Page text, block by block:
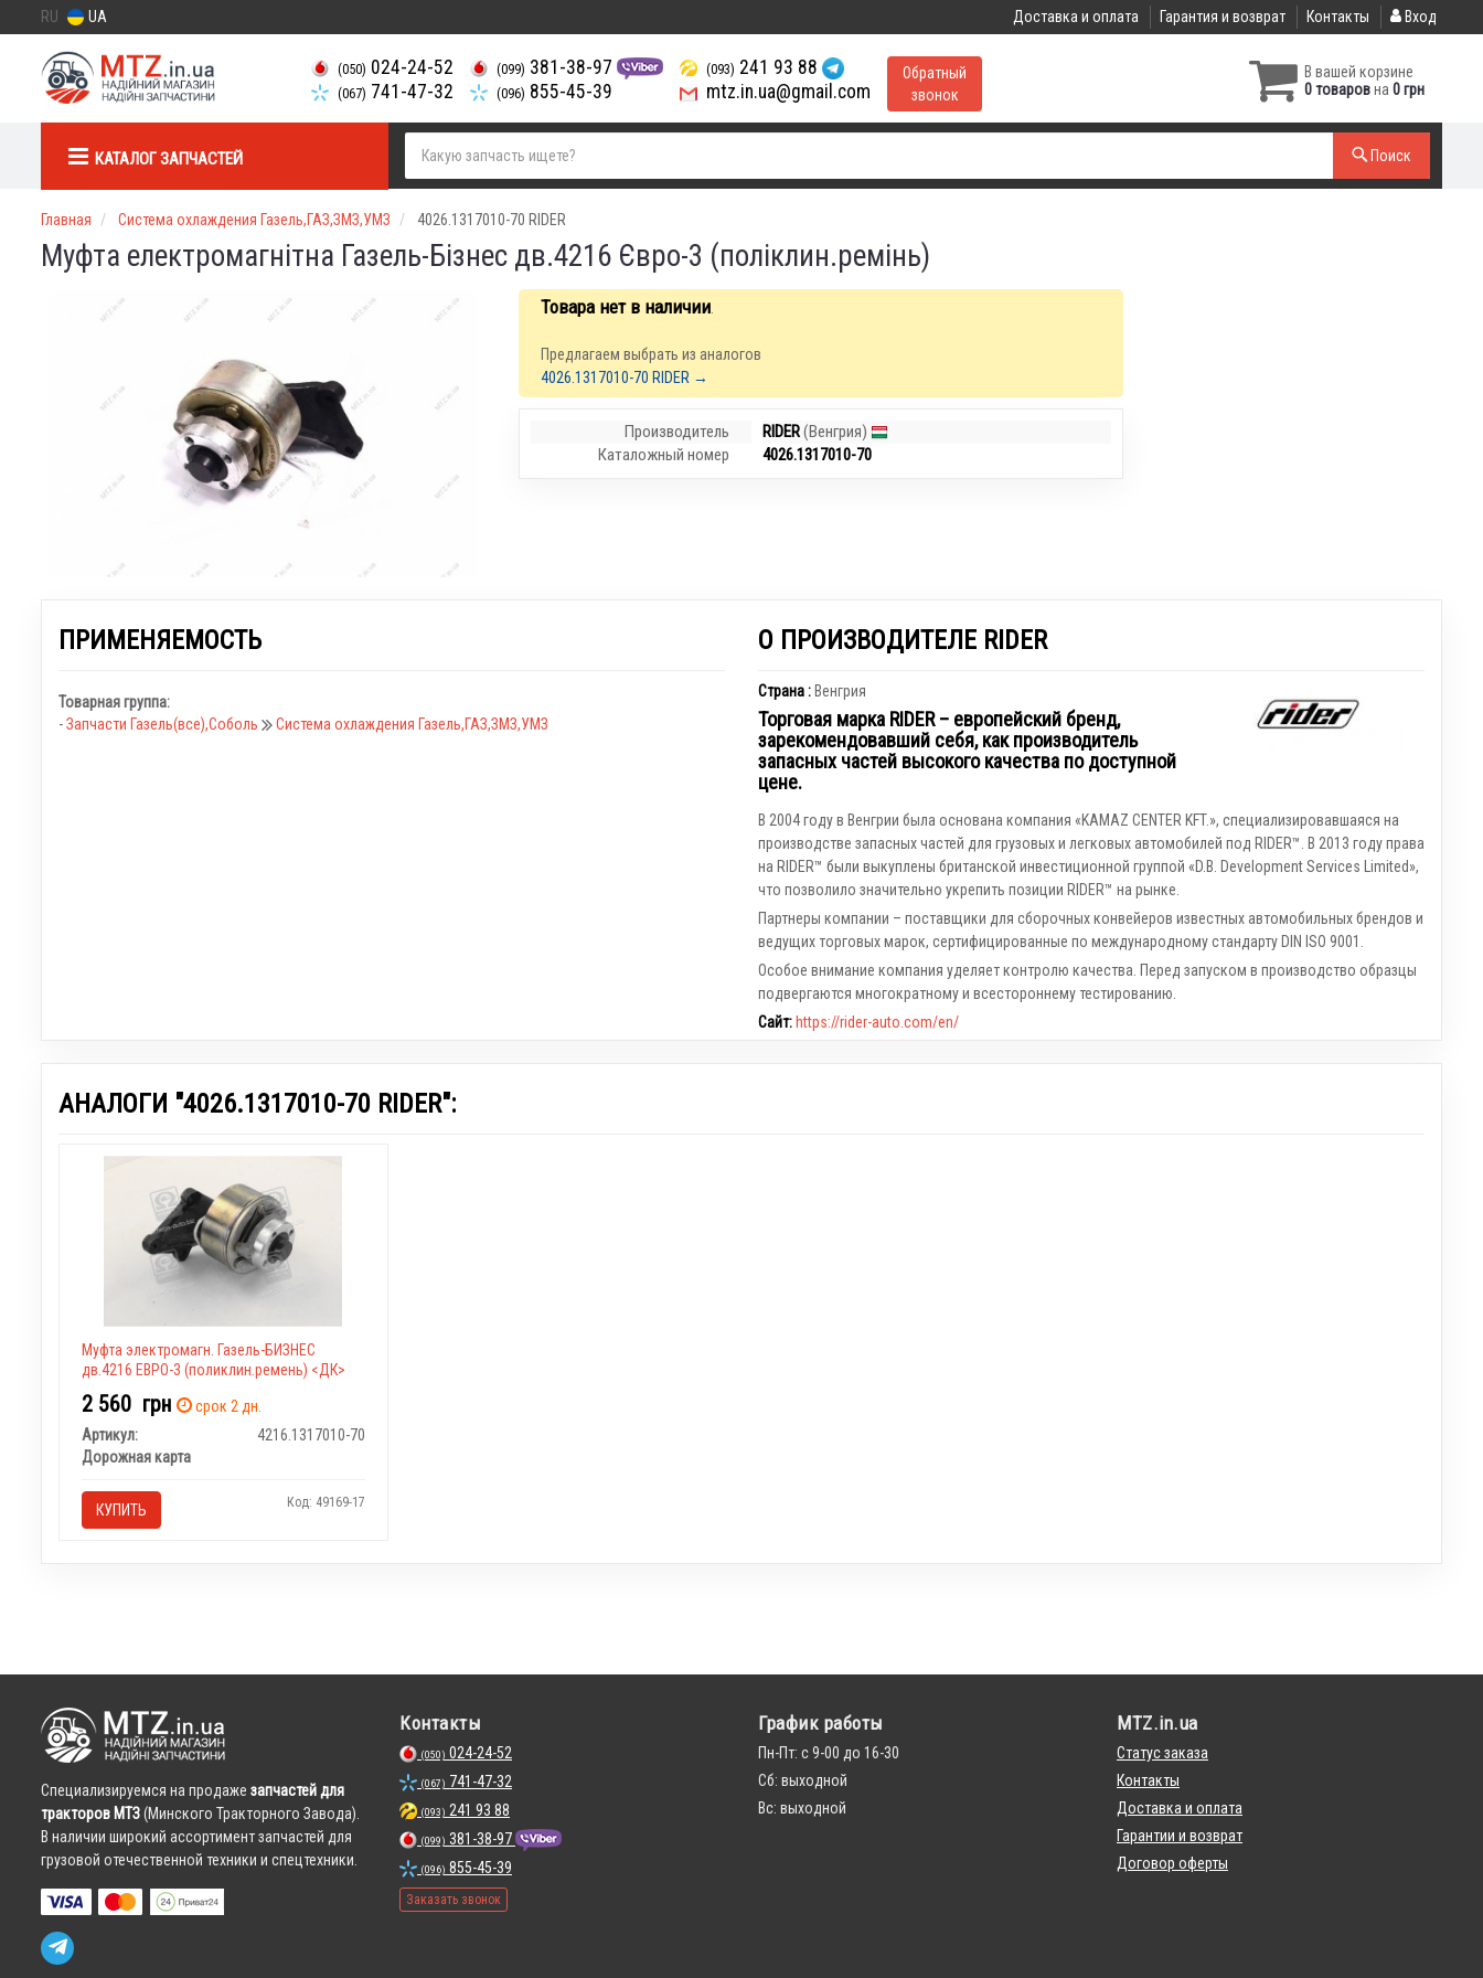
RU UA Доставка и оплата Гарантия и возврат Контакты Вход
(050) 024-24-52
(067) 741-47-32
(099) 381-38-97
(096) 855-45-39
(093) 241 93 88
mtz.in.ua@gmail.com
Обратный
звонок
В вашей корзине
0 товаровна 0 грн
КАТАЛОГ ЗАПЧАСТЕЙ Поиск
Главная Система охлаждения Газель,ГАЗ,ЗМЗ,УМЗ 4026.1317010-70 RIDER
Муфта електромагнітна Газель-Бiзнес дв.4216 Євро-3 (полiклин.ремiнь)
Товара нет в наличии
Предлагаем выбрать из аналогов
4026.1317010-70 RIDER →
Производитель RIDER(Венгрия)
Каталожный номер
4026.1317010-70
ПРИМЕНЯЕМОСТЬ
Товарная группа:
-Запчасти Газель(все),Соболь Система охлаждения Газель,ГАЗ,ЗМЗ,УМЗ
О ПРОИЗВОДИТЕЛЕ RIDER
Страна : Венгрия
Торговая марка RIDER – европейский бренд,
зарекомендовавший себя, как производитель
запасных частей высокого качества по доступной
цене.
В 2004 году в Венгрии была основана компания «KAMAZ CENTER KFT.», специализировавшаяся на
производстве запасных частей для грузовых и легковых автомобилей под RIDER™. В 2013 году права
на RIDER™ были выкуплены британской инвестиционной группой «D.B. Development Services Limited»,
что позволило значительно укрепить позиции RIDER™ на рынке.
Партнеры компании – поставщики для сборочных конвейеров известных автомобильных брендов и
ведущих торговых марок, сертифицированные по международному стандарту DIN ISO 9001.
Особое внимание компания уделяет контролю качества. Перед запуском в производство образцы
подвергаются многократному и всестороннему тестированию.
Сайт: https://rider-auto.com/en/
АНАЛОГИ "4026.1317010-70 RIDER":
Муфта электромагн. Газель-БИЗНЕС
дв.4216 ЕВРО-3 (поликлин.ремень) <ДК>
2 560 грн
срок 2 дн.
Артикул:
4216.1317010-70
Дорожная карта
КУПИТЬ Код: 49169-17
Cпециализируемся на продаже запчастей для
тракторов МТЗ(Минского Тракторного Завода).
В наличии широкий ассортимент запчастей для
грузовой отечественной техники и спецтехники.
Контакты
(050) 024-24-52
(067) 741-47-32
(093) 241 93 88
(099) 381-38-97
(096) 855-45-39
Заказать звонок
График работы
Пн-Пт: с 9-00 до 16-30
Сб: выходной
Вс: выходной
MTZ.in.ua
Статус заказа
Контакты
Доставка и оплата
Гарантии и возврат
Договор оферты